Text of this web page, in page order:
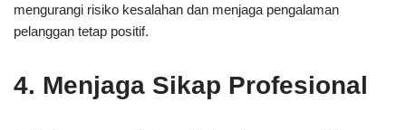
mengurangi risiko kesalahan dan menjaga pengalaman
pelanggan tetap positif.
4. Menjaga Sikap Profesional